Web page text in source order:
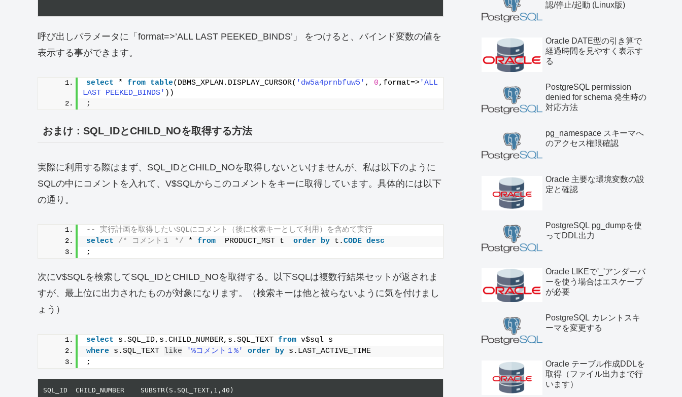
呼び出しパラメータに「format=>’ALL LAST PEEKED_BINDS’」 をつけると、バインド変数の値を
表示する事ができます。
select * from table(DBMS_XPLAN.DISPLAY_CURSOR( 'dw5a4prnbfuw5' , 0,format=>'ALL
LAST PEEKED_BINDS' ))
;
おまけ：SQL_IDとCHILD_NOを取得する方法
実際に利用する際はまず、SQL_IDとCHILD_NOを取得しないといけませんが、私は以下のように
SQLの中にコメントを入れて、V$SQLからこのコメントをキーに取得しています。具体的には以下
の通り。
-- 実行計画を取得したいSQLにコメント（後に検索キーとして利用）を含めて実行
select
/* コメント１ */ * from
  PRODUCT_MST t
order by t.CODE desc
;
次にV$SQLを検索してSQL_IDとCHILD_NOを取得する。以下SQLは複数行結果セットが返されま
すが、最上位に出力されたものが対象になります。（検索キーは他と被らないように気を付けまし
ょう）
select s.SQL_ID,s.CHILD_NUMBER,s.SQL_TEXT from v$sql s
where s.SQL_TEXT like '%コメント１%' order by s.LAST_ACTIVE_TIME
;
SQL_ID	CHILD_NUMBER	SUBSTR(S.SQL_TEXT,1,40)
認/停止/起動 (Linux版)
Oracle DATE型の引き算で
経過時間を見やすく表示す
る
PostgreSQL permission
denied for schema 発生時の
対応方法
pg_namespace スキーマへ
のアクセス権限確認
Oracle 主要な環境変数の設
定と確認
PostgreSQL pg_dumpを使
ってDDL出力
Oracle LIKEで'_'アンダーバ
ーを使う場合はエスケープ
が必要
PostgreSQL カレントスキ
ーマを変更する
Oracle テーブル作成DDLを
取得（ファイル出力まで行
います）